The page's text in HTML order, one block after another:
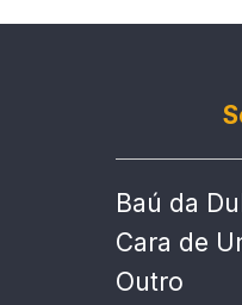
Baú da
Cara de
Outro